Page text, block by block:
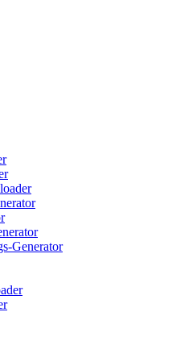
Generator